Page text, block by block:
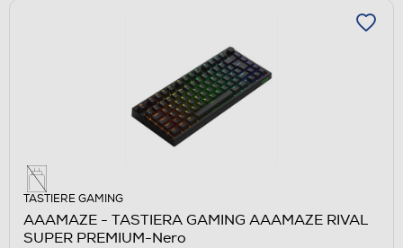
TASTIERE GAMING
AAAMAZE - TASTIERA GAMING AAAMAZE RIVAL
SUPER PREMIUM-Nero